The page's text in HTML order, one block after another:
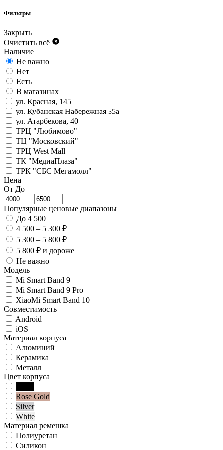
Фильтры
Закрыть
Очистить всё
Наличие
Не важно
Нет
Есть
В магазинах
ул. Красная, 145
ул. Кубанская Набережная 35а
ул. Атарбекова, 40
ТРЦ "Любимово"
ТЦ "Московский"
ТРЦ West Mall
ТК "МедиаПлаза"
ТРК "СБС Мегамолл"
Цена
От До
Популярные ценовые диапазоны
До 4 500
4 500 – 5 300 ₽
5 300 – 5 800 ₽
5 800 ₽ и дороже
Не важно
Модель
Mi Smart Band 9
Mi Smart Band 9 Pro
XiaoMi Smart Band 10
Совместимость
Android
iOS
Материал корпуса
Алюминий
Керамика
Металл
Цвет корпуса
Rose Gold
Silver
White
Материал ремешка
Полиуретан
Силикон